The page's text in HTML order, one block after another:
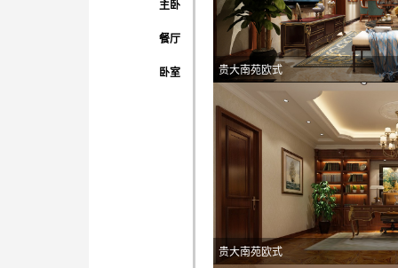
主卧
餐厅
卧室 贵大南苑欧式
贵大南苑欧式